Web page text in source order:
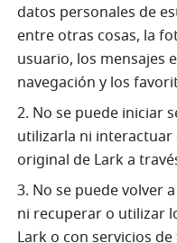
datos personales de
entre otras cosas, la
usuario, los mensajes
navegación y los
2. No se puede iniciar
utilizarla ni interactuar
original de Lark a
3. No se puede volver
ni recuperar o utilizar
Lark o con servicios